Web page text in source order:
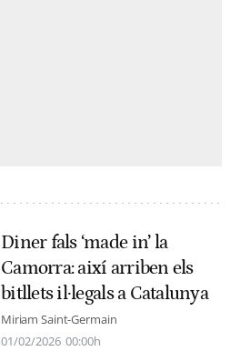
Diner fals ‘made in’ la
Camorra: així arriben els
bitllets il·legals a Catalunya
Miriam Saint-Germain
01/02/2026 00:00h